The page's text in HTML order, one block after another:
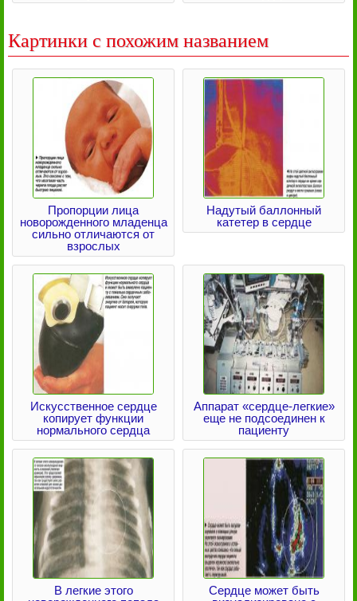
Картинки с похожим названием
Пропорции лица
новорожденного младенца
сильно отличаются от
взрослых
Надутый баллонный
катетер в сердце
Искусственное сердце
копирует функции
нормального сердца
Аппарат «сердце-легкие»
еще не подсоединен к
пациенту
В легкие этого
Сердце может быть